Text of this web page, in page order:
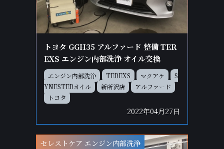
トヨタ GGH35 アルファード 整備 TER
EXS エンジン内部洗浄 オイル交換
エンジン内部洗浄 TEREXS マクアケ
S
YNESTERオイル
新所沢店
アルファード
トヨタ
2022年04月27日
セレストケア エンジン内部洗浄